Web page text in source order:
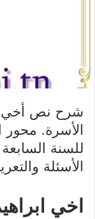
شرح نص أخي
الأسرة. محور
للسنة
الأسئلة
اخي